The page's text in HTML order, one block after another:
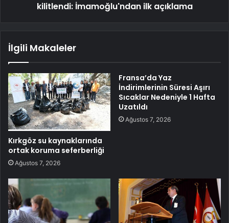
kilitlendi: İmamoğlu'ndan ilk açıklama
İlgili Makaleler
Kırkgöz su kaynaklarında
ortak koruma seferberliği
Ağustos 7, 2026
Fransa’da Yaz
İndirimlerinin Süresi Aşırı
Sıcaklar Nedeniyle 1 Hafta
Uzatıldı
Ağustos 7, 2026